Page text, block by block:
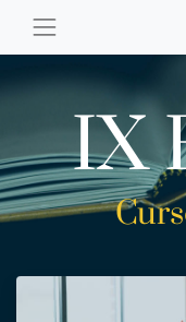
IX